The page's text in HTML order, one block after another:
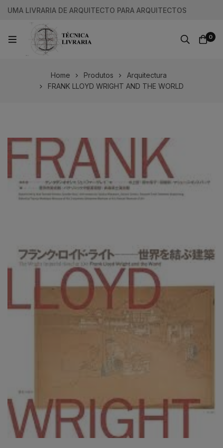
UMA LIVRARIA DE ARQUITECTO PARA ARQUITECTOS
0
Home Produtos
Arquitectura
FRANK LLOYD WRIGHT AND THE WORLD